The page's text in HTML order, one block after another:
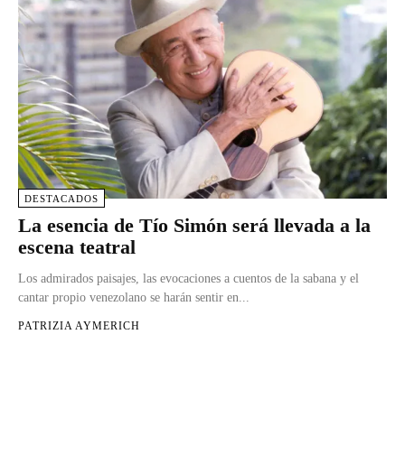
DESTACADOS
La esencia de Tío Simón será llevada a la
escena teatral
Los admirados paisajes, las evocaciones a cuentos de la sabana y el
cantar propio venezolano se harán sentir en...
PATRIZIA AYMERICH